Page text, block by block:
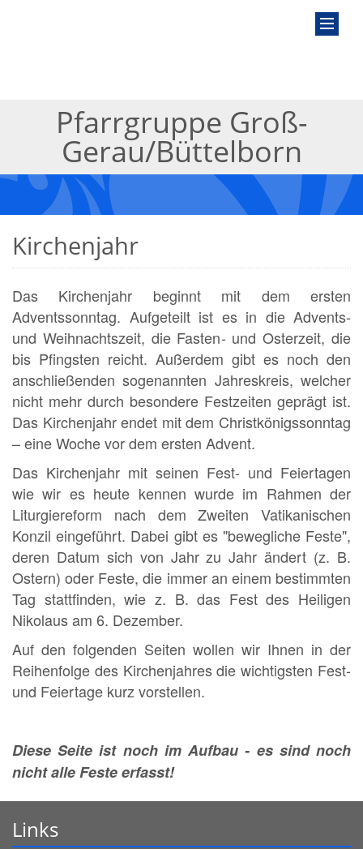
Pfarrgruppe Groß-
Gerau/Büttelborn
Kirchenjahr
Das Kirchenjahr beginnt mit dem ersten
Adventssonntag. Aufgeteilt ist es in die Advents-
und Weihnachtszeit, die Fasten- und Osterzeit, die
bis Pfingsten reicht. Außerdem gibt es noch den
anschließenden sogenannten Jahreskreis, welcher
nicht mehr durch besondere Festzeiten geprägt ist.
Das Kirchenjahr endet mit dem Christkönigssonntag
– eine Woche vor dem ersten Advent.
Das Kirchenjahr mit seinen Fest- und Feiertagen
wie wir es heute kennen wurde im Rahmen der
Liturgiereform nach dem Zweiten Vatikanischen
Konzil eingeführt. Dabei gibt es "bewegliche Feste",
deren Datum sich von Jahr zu Jahr ändert (z. B.
Ostern) oder Feste, die immer an einem bestimmten
Tag stattfinden, wie z. B. das Fest des Heiligen
Nikolaus am 6. Dezember.
Auf den folgenden Seiten wollen wir Ihnen in der
Reihenfolge des Kirchenjahres die wichtigsten Fest-
und Feiertage kurz vorstellen.
Diese Seite ist noch im Aufbau - es sind noch
nicht alle Feste erfasst!
Links